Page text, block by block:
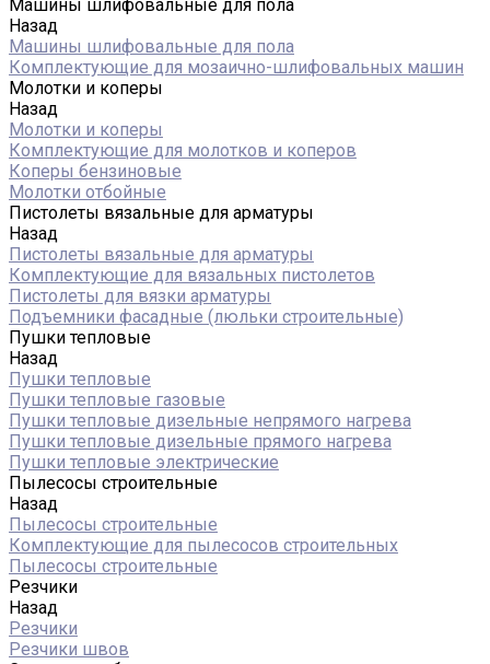
Машины шлифовальные для пола
Назад
Машины шлифовальные для пола
Комплектующие для мозаично-шлифовальных машин
Молотки и коперы
Назад
Молотки и коперы
Комплектующие для молотков и коперов
Коперы бензиновые
Молотки отбойные
Пистолеты вязальные для арматуры
Назад
Пистолеты вязальные для арматуры
Комплектующие для вязальных пистолетов
Пистолеты для вязки арматуры
Подъемники фасадные (люльки строительные)
Пушки тепловые
Назад
Пушки тепловые
Пушки тепловые газовые
Пушки тепловые дизельные непрямого нагрева
Пушки тепловые дизельные прямого нагрева
Пушки тепловые электрические
Пылесосы строительные
Назад
Пылесосы строительные
Комплектующие для пылесосов строительных
Пылесосы строительные
Резчики
Назад
Резчики
Резчики швов